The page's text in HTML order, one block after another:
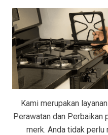
Kami merupakan
Perawatan dan Perbaikan
merk. Anda tidak